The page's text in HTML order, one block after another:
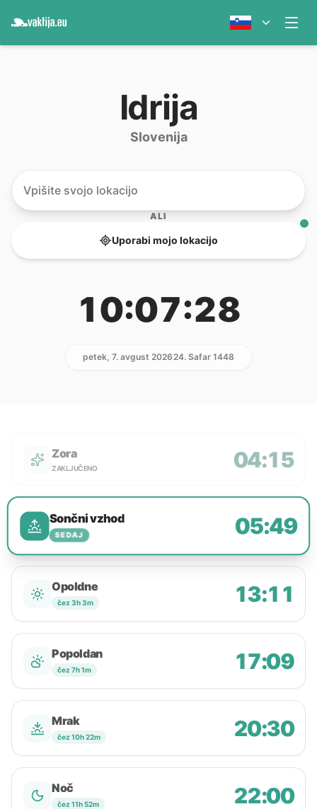
Idrija
Slovenija
ALI
Uporabi mojo lokacijo
10:07:28
petek, 7. avgust 202624. Safar 1448
Zora
ZAKLJUČENO 04:15
Sončni vzhod
SEDAJ 05:49
Opoldne
čez 3h 3m 13:11
Popoldan
čez 7h 1m 17:09
Mrak
čez 10h 22m 20:30
Noč
čez 11h 52m 22:00